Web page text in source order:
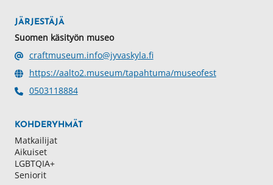
JÄRJESTÄJÄ
Suomen käsityön museo
craftmuseum.info@jyvaskyla.fi
https://aalto2.museum/tapahtuma/museofest
0503118884
KOHDERYHMÄT
Matkailijat
Aikuiset
LGBTQIA+
Seniorit